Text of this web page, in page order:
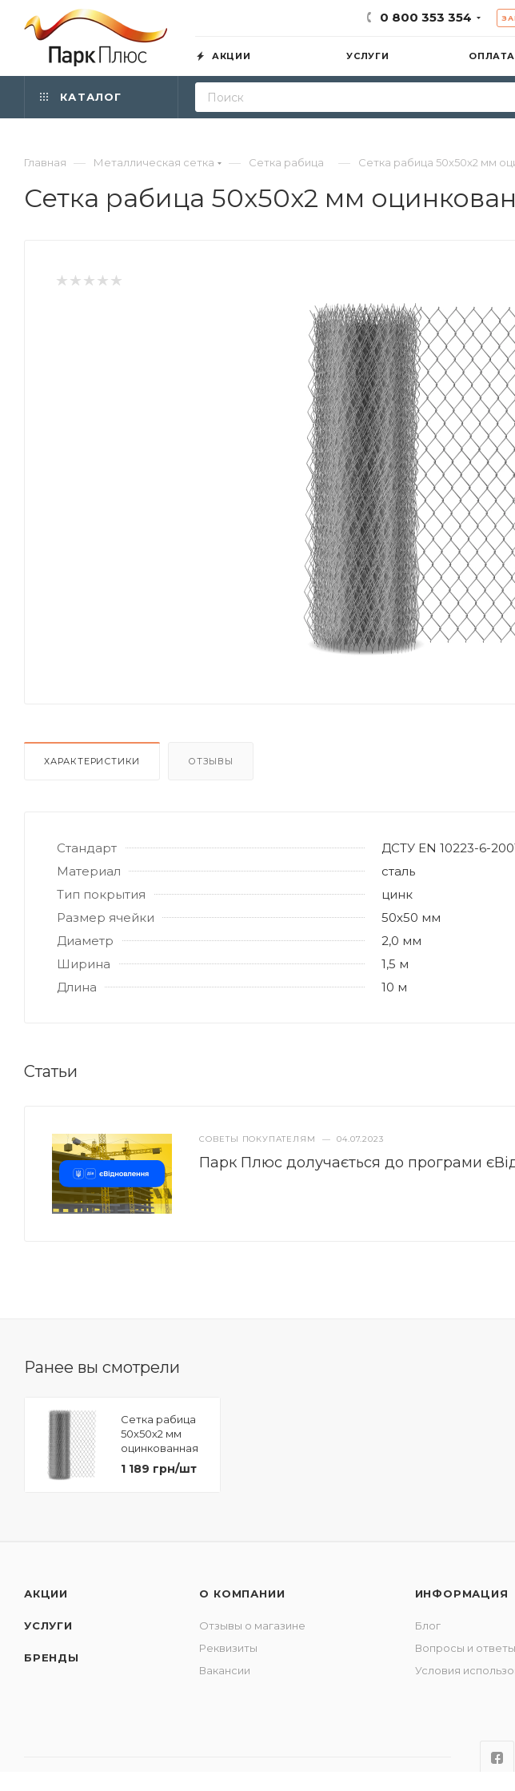
0 800 353 354
АКЦИИ УСЛУГИ ОПЛАТА
КАТАЛОГ
Главная — Металлическая сетка — Сетка рабица — Сетка рабица 50х50х2 мм
Сетка рабица 50х50х2 мм
ХАРАКТЕРИСТИКИ ОТЗЫВЫ
Стандарт
ДСТУ EN 10223-6-
Материал
сталь
Тип покрытия
цинк
Размер ячейки
50х50 мм
Диаметр
2,0 мм
Ширина
1,5 м
Длина
10 м
Статьи
СОВЕТЫ ПОКУПАТЕЛЯМ — 04.07.2023
Парк Плюс долучається до програми
Ранее вы смотрели
Сетка рабица
50х50х2 мм
оцинкованная
1,5х10 м
1 189 грн/шт
АКЦИИ
УСЛУГИ
БРЕНДЫ
О КОМПАНИИ
Отзывы о магазине
Реквизиты
Вакансии
ИНФОРМАЦИЯ
Блог
Вопросы и ответы
Условия